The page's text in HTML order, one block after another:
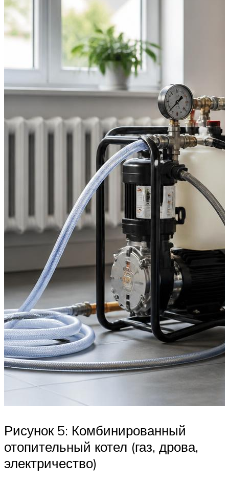
Рисунок 5: Комбинированный
отопительный котел (газ, дрова,
электричество)